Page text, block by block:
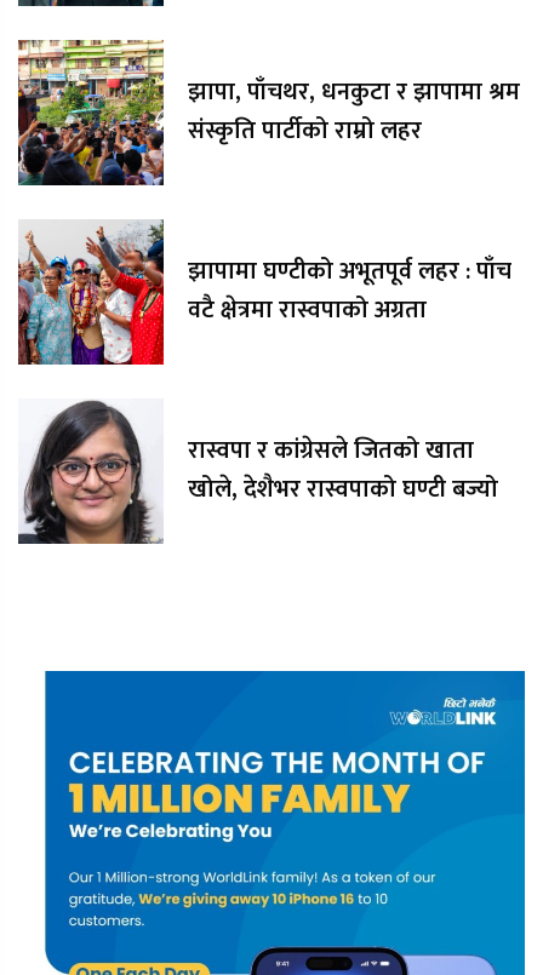
झापा, पाँचथर, धनकुटा र झापामा श्रम
संस्कृति पार्टीको राम्रो लहर
झापामा घण्टीको अभूतपूर्व लहर : पाँच
वटै क्षेत्रमा रास्वपाको अग्रता
रास्वपा र कांग्रेसले जितको खाता
खोले, देशैभर रास्वपाको घण्टी बज्यो